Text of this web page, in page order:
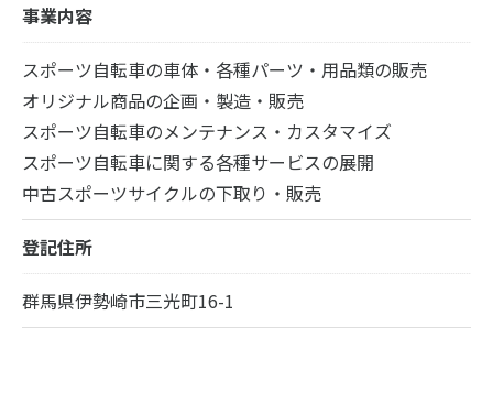
事業内容
スポーツ自転車の車体・各種パーツ・用品類の販売
オリジナル商品の企画・製造・販売
スポーツ自転車のメンテナンス・カスタマイズ
スポーツ自転車に関する各種サービスの展開
中古スポーツサイクルの下取り・販売
登記住所
群馬県伊勢崎市三光町16-1